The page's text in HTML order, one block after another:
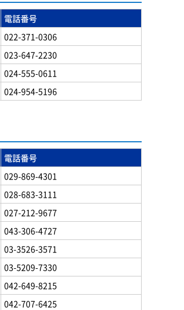
電話番号
022-371-0306
023-647-2230
024-555-0611
024-954-5196
電話番号
029-869-4301
028-683-3111
027-212-9677
043-306-4727
03-3526-3571
03-5209-7330
042-649-8215
042-707-6425